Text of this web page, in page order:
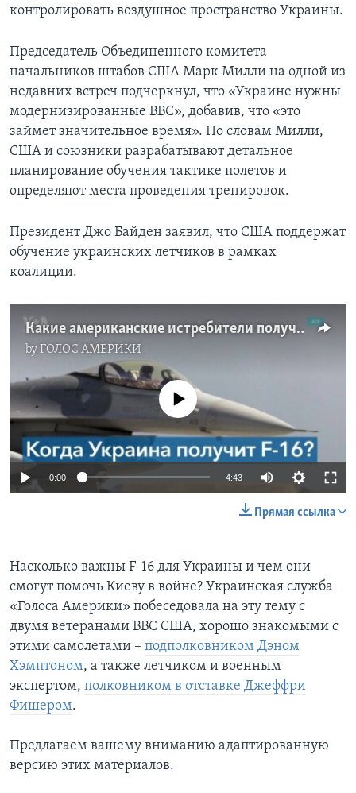
контролировать воздушное пространство Украины.
Председатель Объединенного комитета
начальников штабов США Марк Милли на одной из
недавних встреч подчеркнул, что «Украине нужны
модернизированные ВВС», добавив, что «это
займет значительное время». По словам Милли,
США и союзники разрабатывают детальное
планирование обучения тактике полетов и
определяют места проведения тренировок.
Президент Джо Байден заявил, что США поддержат
обучение украинских летчиков в рамках
коалиции.
Какие американские истребители получит Украина и когда?
byГОЛОС АМЕРИКИ
No media source currently available
0:00 4:43
Прямая ссылка
Насколько важны F-16 для Украины и чем они
смогут помочь Киеву в войне? Украинская служба
«Голоса Америки» побеседовала на эту тему с
двумя ветеранами ВВС США, хорошо знакомыми с
этими самолетами – подполковником Дэном
Хэмптоном, а также летчиком и военным
экспертом, полковником в отставке Джеффри
Фишером.
Предлагаем вашему вниманию адаптированную
версию этих материалов.